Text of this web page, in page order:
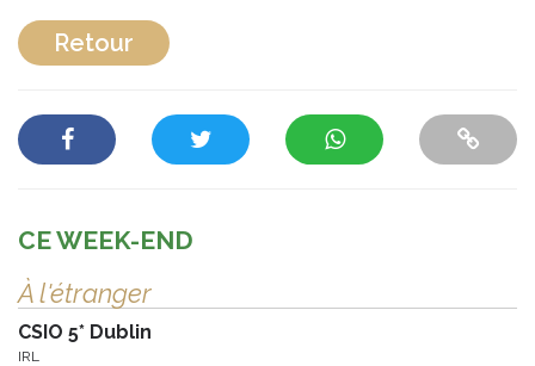
Retour
CE WEEK-END
À l'étranger
CSIO 5* Dublin
IRL